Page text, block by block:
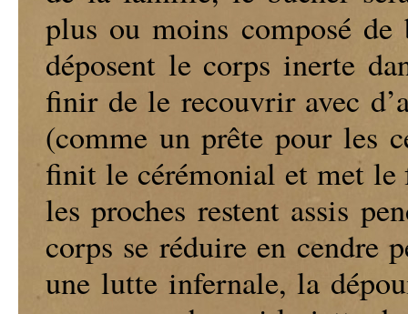
plus ou moins composé
déposent le corps inerte
finir de le recouvrir avec
(comme un prête pour les
finit le cérémonial et met le
les proches restent assis
corps se réduire en cendre
une lutte infernale, la